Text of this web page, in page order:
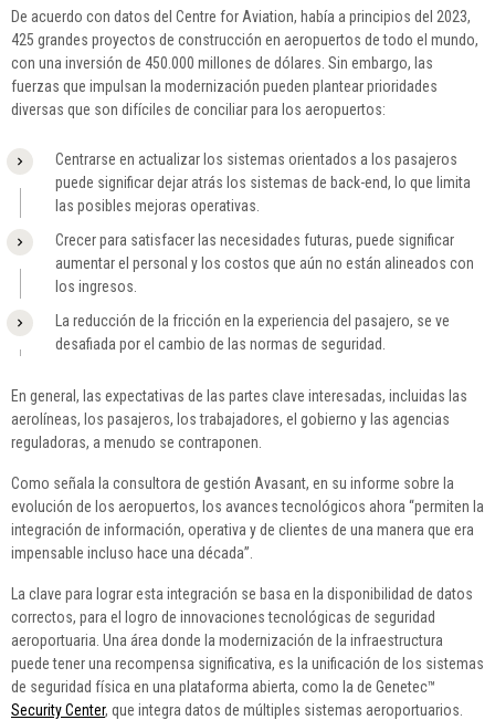
De acuerdo con datos del Centre for Aviation, había a principios del 2023,
425 grandes proyectos de construcción en aeropuertos de todo el mundo,
con una inversión de 450.000 millones de dólares. Sin embargo, las
fuerzas que impulsan la modernización pueden plantear prioridades
diversas que son difíciles de conciliar para los aeropuertos:
Centrarse en actualizar los sistemas orientados a los pasajeros
puede significar dejar atrás los sistemas de back-end, lo que limita
las posibles mejoras operativas.
Crecer para satisfacer las necesidades futuras, puede significar
aumentar el personal y los costos que aún no están alineados con
los ingresos.
La reducción de la fricción en la experiencia del pasajero, se ve
desafiada por el cambio de las normas de seguridad.
En general, las expectativas de las partes clave interesadas, incluidas las
aerolíneas, los pasajeros, los trabajadores, el gobierno y las agencias
reguladoras, a menudo se contraponen.
Como señala la consultora de gestión Avasant, en su informe sobre la
evolución de los aeropuertos, los avances tecnológicos ahora “permiten la
integración de información, operativa y de clientes de una manera que era
impensable incluso hace una década”.
La clave para lograr esta integración se basa en la disponibilidad de datos
correctos, para el logro de innovaciones tecnológicas de seguridad
aeroportuaria. Una área donde la modernización de la infraestructura
puede tener una recompensa significativa, es la unificación de los sistemas
de seguridad física en una plataforma abierta, como la de Genetec™
Security Center, que integra datos de múltiples sistemas aeroportuarios.